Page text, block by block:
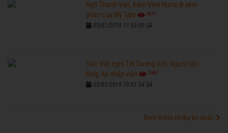
Ngô Thanh Vân, Đàm Vĩnh Hưng đi xem
phim của Mỹ Tâm
6271
03/01/2019 11:03:00 SA
Sao Việt nghỉ Tết Dương lịch: Người tiệc
tùng, kẻ nhập viện
7683
03/01/2019 10:01:54 SA
Xem thêm nhiều tin khác